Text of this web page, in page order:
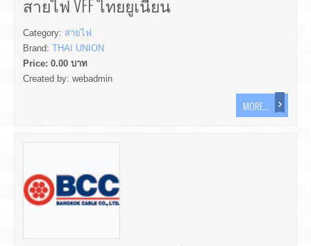
สายไฟ VFF ไทยยูเนี่ยน
Category: สายไฟ
Brand: THAI UNION
Price: 0.00 บาท
Created by: webadmin
MORE...